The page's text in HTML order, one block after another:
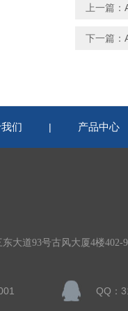
上一篇：
下一篇：
们 | 产品中心
大道93号古风大厦4楼
QQ：